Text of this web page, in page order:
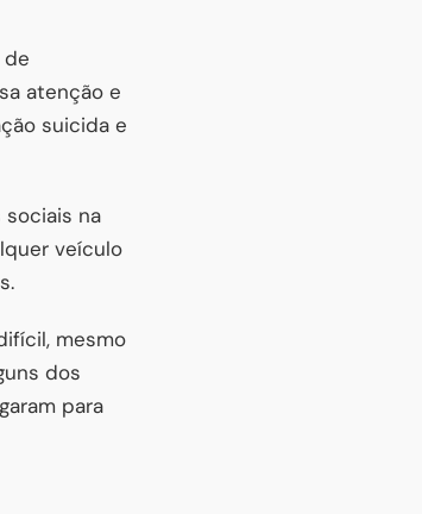
de
atenção e
suicida e
na
veículo
mesmo
dos
para